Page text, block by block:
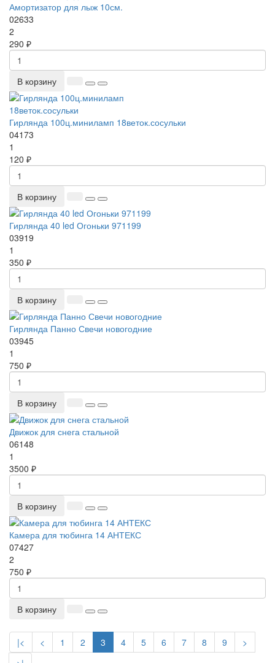
Амортизатор для лыж 10см.
02633
2
290 ₽
В корзину
Гирлянда 100ц.миниламп 18веток.сосульки
04173
1
120 ₽
В корзину
Гирлянда 40 led Огоньки 971199
03919
1
350 ₽
В корзину
Гирлянда Панно Свечи новогодние
03945
1
750 ₽
В корзину
Движок для снега стальной
06148
1
3500 ₽
В корзину
Камера для тюбинга 14 АНТЕКС
07427
2
750 ₽
В корзину
|< < 1 2 3 4 5 6 7 8 9
>